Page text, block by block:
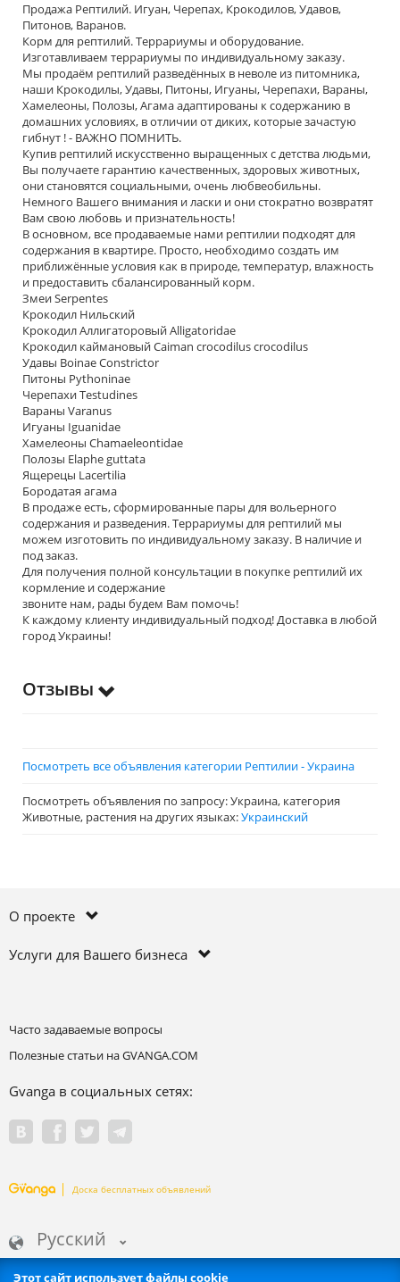
Продажа Рептилий. Игуан, Черепах, Крокодилов, Удавов,
Питонов, Варанов.
Корм для рептилий. Террариумы и оборудование.
Изготавливаем террариумы по индивидуальному заказу.
Мы продаём рептилий разведённых в неволе из питомника,
наши Крокодилы, Удавы, Питоны, Игуаны, Черепахи, Вараны,
Хамелеоны, Полозы, Агама адаптированы к содержанию в
домашних условиях, в отличии от диких, которые зачастую
гибнут ! - ВАЖНО ПОМНИТЬ.
Купив рептилий искусственно выращенных с детства людьми,
Вы получаете гарантию качественных, здоровых животных,
они становятся социальными, очень любвеобильны.
Немного Вашего внимания и ласки и они стократно возвратят
Вам свою любовь и признательность!
В основном, все продаваемые нами рептилии подходят для
содержания в квартире. Просто, необходимо создать им
приближённые условия как в природе, температур, влажность
и предоставить сбалансированный корм.
Змеи Serpentes
Крокодил Нильский
Крокодил Аллигаторовый Alligatoridae
Крокодил каймановый Caiman crocodilus crocodilus
Удавы Boinae Constrictor
Питоны Pythoninae
Черепахи Testudines
Вараны Varanus
Игуаны Iguanidae
Хамелеоны Chamaeleontidae
Полозы Elaphe guttata
Ящерецы Lacertilia
Бородатая агама
В продаже есть, сформированные пары для вольерного
содержания и разведения. Террариумы для рептилий мы
можем изготовить по индивидуальному заказу. В наличие и
под заказ.
Для получения полной консультации в покупке рептилий их
кормление и содержание
звоните нам, рады будем Вам помочь!
К каждому клиенту индивидуальный подход! Доставка в любой
город Украины!
Отзывы
Посмотреть все объявления категории Рептилии - Украина
Посмотреть объявления по запросу: Украина, категория
Животные, растения на других языках:Украинский
Этот сайт использует файлы cookie
О проекте
Услуги для Вашего бизнеса
Часто задаваемые вопросы
Полезные статьи на GVANGA.COM
Gvanga в социальных сетях:
Доска бесплатных объявлений
Русский